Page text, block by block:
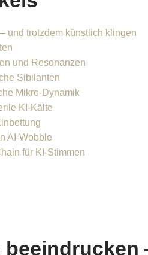
und trotzdem künstlich klingen
und Resonanzen
Sibilanten
Mikro-Dynamik
KI-Kälte
AI-Wobble
für KI-Stimmen